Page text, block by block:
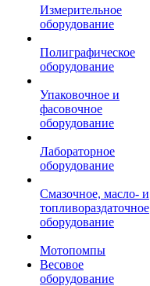
Измерительное
оборудование
Полиграфическое
оборудование
Упаковочное и
фасовочное
оборудование
Лабораторное
оборудование
Смазочное, масло- и
топливораздаточное
оборудование
Мотопомпы
Весовое
оборудование